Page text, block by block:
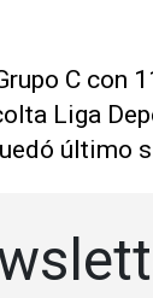
C con
Liga
último